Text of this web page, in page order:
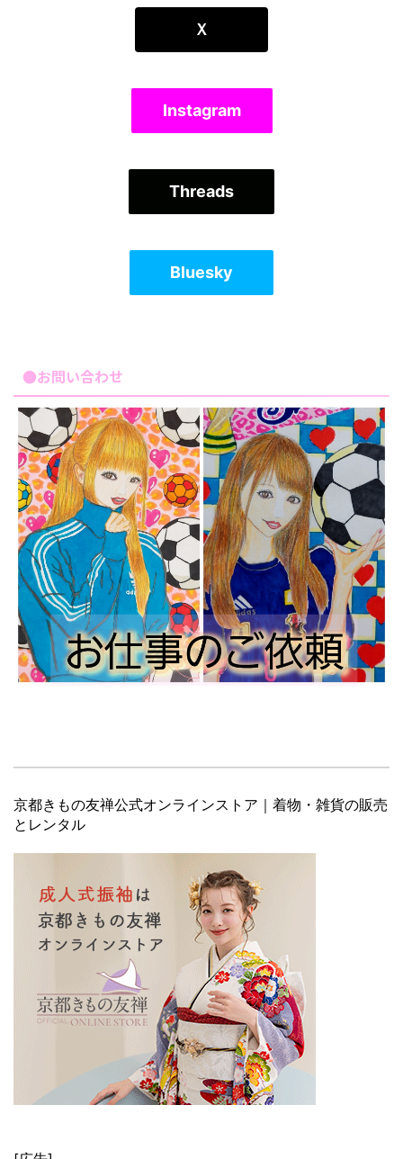
Ｘ
Instagram
Threads
Bluesky
●お問い合わせ
京都きもの友禅公式オンラインストア｜着物・雑貨の販売
とレンタル